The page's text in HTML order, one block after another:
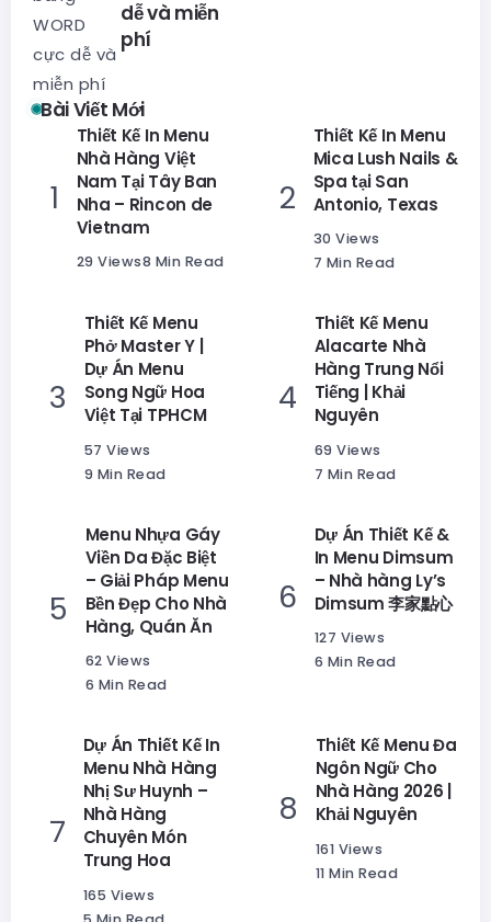
dễ và miễn
phí
Bài Viết Mới
Thiết Kế In Menu
Nhà Hàng Việt
Nam Tại Tây Ban
Nha – Rincon de
Vietnam
29 Views8 Min Read
Thiết Kế In Menu
Mica Lush Nails &
Spa tại San
Antonio, Texas
30 Views
7 Min Read
Thiết Kế Menu
Phở Master Y |
Dự Án Menu
Song Ngữ Hoa
Việt Tại TPHCM
57 Views
9 Min Read
Thiết Kế Menu
Alacarte Nhà
Hàng Trung Nổi
Tiếng | Khải
Nguyên
69 Views
7 Min Read
Menu Nhựa Gáy
Viền Da Đặc Biệt
– Giải Pháp Menu
Bền Đẹp Cho Nhà
Hàng, Quán Ăn
62 Views
6 Min Read
Dự Án Thiết Kế &
In Menu Dimsum
– Nhà hàng Ly’s
Dimsum 李家點心
127 Views
6 Min Read
Dự Án Thiết Kế In
Menu Nhà Hàng
Nhị Sư Huynh –
Nhà Hàng
Chuyên Món
Trung Hoa
165 Views
Thiết Kế Menu Đa
Ngôn Ngữ Cho
Nhà Hàng 2026 |
Khải Nguyên
161 Views
11 Min Read